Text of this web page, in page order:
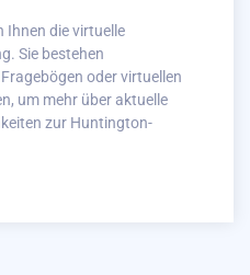
Ihnen die virtuelle
Sie bestehen
oder virtuellen
um mehr über aktuelle
zur Huntington-